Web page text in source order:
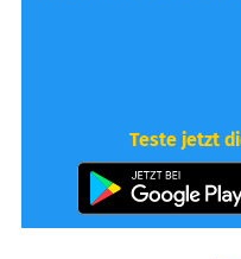
Teste jetzt